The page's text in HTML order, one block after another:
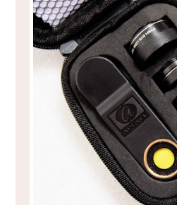
VER O MUNDO POR